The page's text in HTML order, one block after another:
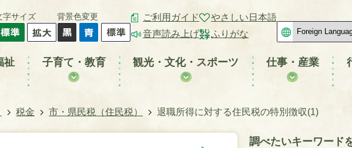
字サイズ 背景色変更
ご利用ガイド
音声読み上げ
やさしい日本語
ふりがな
祉 子育て・教育 観光・文化・スポーツ 仕事・産業
税金 市・県民税（住民税） 退職所得に対する住民税の特別徴収(1)
調べたいキーワード